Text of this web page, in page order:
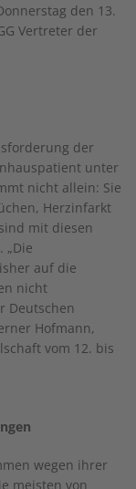
den 13.
Vertreter der
der
unter
nicht allein: Sie
Herzinfarkt
mit diesen
„Die
auf die
nicht
Deutschen
Hofmann,
vom 12. bis
wegen ihrer
meisten von